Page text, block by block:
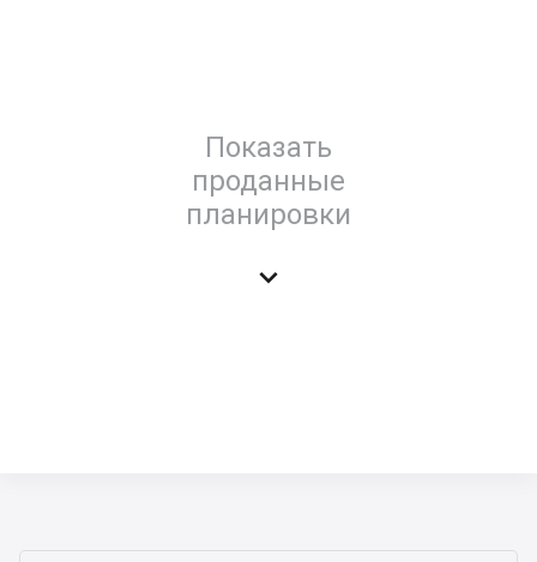
Показать
проданные
планировки
